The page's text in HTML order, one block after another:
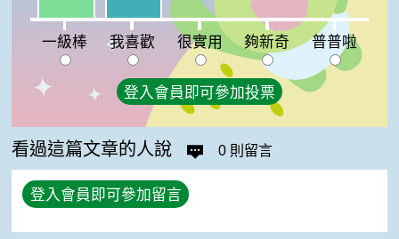
很實用:0% 夠新奇:0%普普啦:0%
一級棒 我喜歡 很實用 夠新奇 普普啦
登入會員即可參加投票
看過這篇文章的人說 0 則留言
登入會員即可參加留言